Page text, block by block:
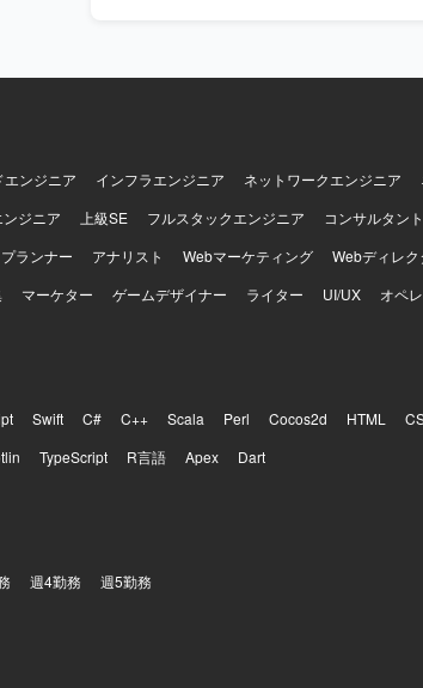
ンジニア インフラエンジニア ネットワークエンジニア
ジニア 上級SE フルスタックエンジニア コンサルタント
プランナー アナリスト Webマーケティング Webディレク
マーケター ゲームデザイナー ライター UI/UX オペ
Swift C# C++ Scala Perl Cocos2d HTML
TypeScript R言語 Apex Dart
週4勤務 週5勤務